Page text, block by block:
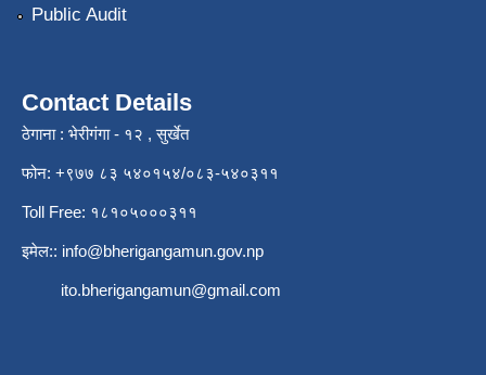
Public Audit
Contact Details
ठेगाना : भेरीगंगा - १२ , सुर्खेत
फोन: +९७७ ८३ ५४०१५४/०८३-५४०३११
Toll Free: १८१०५०००३११
इमेल:: info@bherigangamun.gov.np
ito.bherigangamun@gmail.com